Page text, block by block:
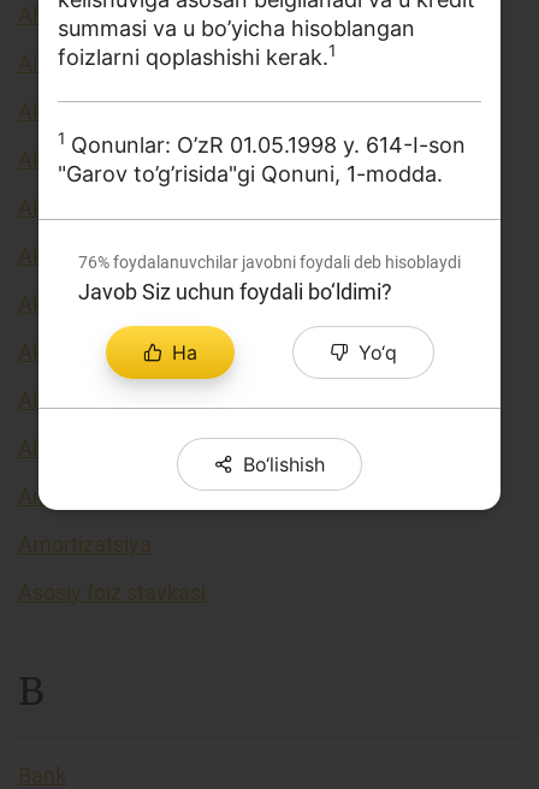
Aholi daromadlari
Airdrop
Akkreditiv
Akseleratorlar
Aksiya
Aksiya kursi
Aksiyadorlik jamiyati
Aktivlar
Alternative data source
Alternative finance
Amortizasiya (eskirish)
Amortizatsiya
Asosiy foiz stavkasi
B
Bank
summasi va u bo’yicha hisoblangan
foizlarni qoplashishi kerak.1
1 Qonunlar: O’zR 01.05.1998 y. 614-I-son
"Garov to’g’risida"gi Qonuni, 1-modda.
76%foydalanuvchilar javobni foydali deb hisoblaydi
Javob Siz uchun foydali bo‘ldimi?
Ha Yo‘q
Bo‘lishish